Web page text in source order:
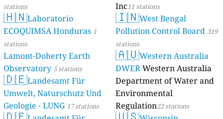
stations
🇭🇳Laboratorio
ECOQUIMSA Honduras 1
stations
Lamont-Doherty Earth
Observatory 5 stations
🇩🇪Landesamt Für
Umwelt, Naturschutz Und
Geologie - LUNG 17 stations
Inc11 stations
🇮🇳West Bengal
Pollution Control Board 319
stations
🇦🇺Western Australia
DWERWestern Australia
Department of Water and
Environmental
Regulation22 stations